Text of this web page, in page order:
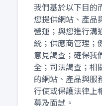
我們基於以下目的
您提供網站、產品
營運；與您進行溝
統；供應商管理；
意見調查；確保我
全；司法調查；相
的網站、產品與服
行使或保護法律上
募及面試。